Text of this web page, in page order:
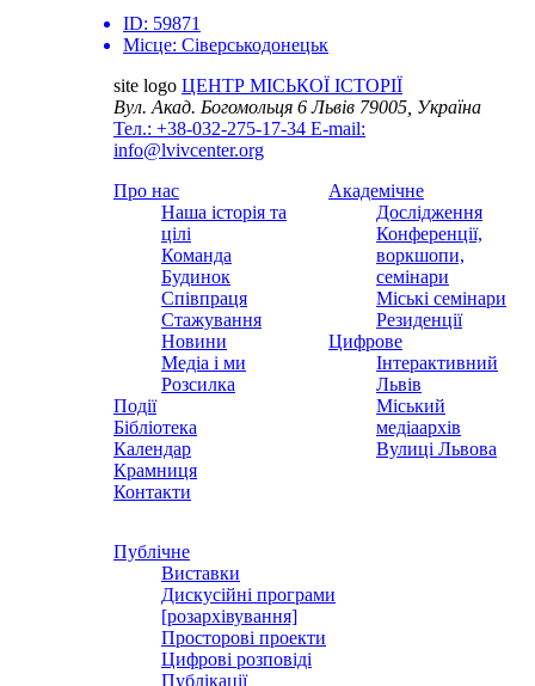
ID: 59871
Місце: Сіверськодонецьк
site logo ЦЕНТР МІСЬКОЇ ІСТОРІЇ
Вул. Акад. Богомольця 6Львів 79005, Україна
Тел.: +38-032-275-17-34 E-mail:
info@lvivcenter.org
Про нас
Наша історія та
цілі
Команда
Будинок
Співпраця
Стажування
Новини
Медіа і ми
Розсилка
Події
Бібліотека
Календар
Крамниця
Контакти
Академічне
Дослідження
Конференції,
воркшопи,
семінари
Міські семінари
Резиденції
Цифрове
Інтерактивний
Львів
Міський
медіаархів
Вулиці Львова
Публічне
Виставки
Дискусійні програми
[розархівування]
Просторові проекти
Цифрові розповіді
Публікації